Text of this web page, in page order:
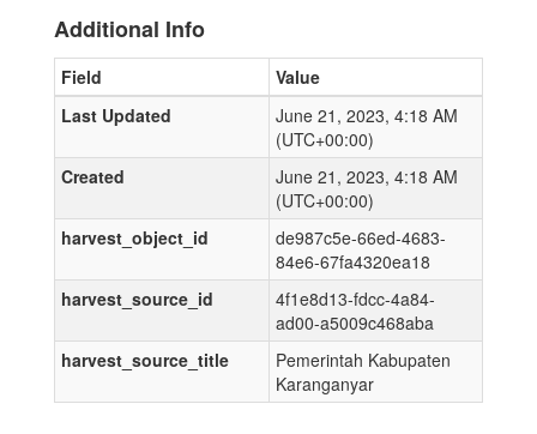
Additional Info
Field
Value
Last Updated
June 21, 2023, 4:18 AM
(UTC+00:00)
Created
June 21, 2023, 4:18 AM
(UTC+00:00)
harvest_object_id
de987c5e-66ed-4683-
84e6-67fa4320ea18
harvest_source_id
4f1e8d13-fdcc-4a84-
ad00-a5009c468aba
harvest_source_title
Pemerintah Kabupaten
Karanganyar